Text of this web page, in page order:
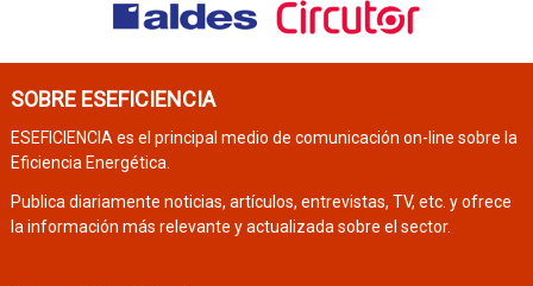
SOBRE ESEFICIENCIA
ESEFICIENCIA es el principal medio de comunicación on-line sobre la
Eficiencia Energética.
Publica diariamente noticias, artículos, entrevistas, TV, etc. y ofrece
la información más relevante y actualizada sobre el sector.